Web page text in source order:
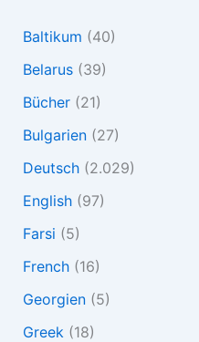
Baltikum (40)
Belarus(39)
Bücher(21)
Bulgarien(27)
Deutsch(2.029)
English(97)
Farsi (5)
French(16)
Georgien(5)
Greek (18)